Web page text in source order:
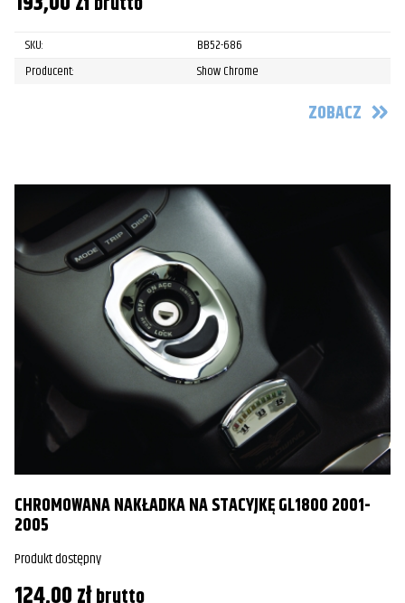
SKU:
BB52-686
Producent:
Show Chrome
ZOBACZ
CHROMOWANA NAKŁADKA NA STACYJKĘ GL1800 2001-
2005
Produkt dostępny